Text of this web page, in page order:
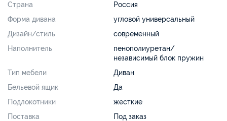
Страна
Россия
Форма дивана
угловой универсальный
Дизайн/стиль
современный
Наполнитель
пенополиуретан/
независимый блок пружин
Тип мебели
Диван
Бельевой ящик
Да
Подлокотники
жесткие
Поставка
Под заказ